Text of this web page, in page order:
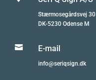
Stærmosegårdsvej 30
DK-5230 Odense M
 E-mail
info@seriqsign.dk